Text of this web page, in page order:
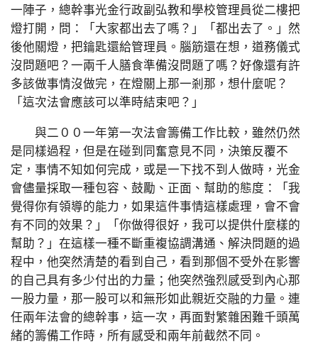
一陣子，總幹事光金行政副弘教和學校管理員從二樓把
燈打開，問：「大家都出去了嗎？」「都出去了。」然
後他關燈，把鑰匙還給管理員。腦筋還在想，道務儀式
沒問題吧？一兩千人膳食準備沒問題了嗎？好像還有許
多該做事情沒做完，在燈關上那一剎那，想什麼呢？
「這次法會應該可以準時結束吧？」
與二００一年第一次法會籌備工作比較，雖然仍然
是同樣過程，但是在碰到同奮意見不同，決策反覆不
定，事情不知如何完成，或是一下找不到人做時，光金
會儘量採取一種包容、鼓勵、正面、幫助的態度：「我
覺得你有領導的能力，如果這件事情這樣處理，會不會
有不同的效果？」「你做得很好，我可以提供什麼樣的
幫助？」在這樣一種不斷重複協調溝通、解決問題的過
程中，他突然清楚的看到自己，看到那個不受外在影響
的自己具有多少付出的力量；他突然強烈感受到內心那
一股力量，那一股可以和無形如此親近交融的力量。連
任兩年法會的總幹事，這一次，再面對繁雜困難千頭萬
緒的籌備工作時，所有感受和兩年前截然不同。